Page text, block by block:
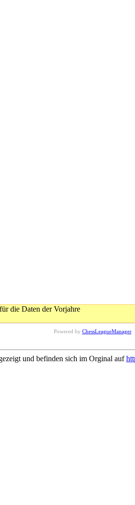
die Daten der Vorjahre
Powered by ChessLeagueManager
und befinden sich im Orginal auf